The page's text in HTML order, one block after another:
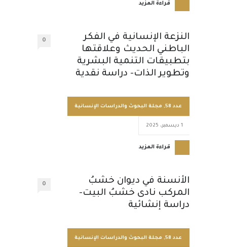
قراءة المزيد
النزعة الإنسانية في الفكر
الباطني الحديث وعلاقتها
بتطبيقات التنمية البشرية
وتطوير الذات- دراسة نقدية
0
عدد 58 , مجلة البحوث والدراسات الإنسانية
1 ديسمبر، 2025
قراءة المزيد
الأنسنة في ديوان خشبُ
المركب نادى خشبُ البيت-
دراسة إنشائية
0
عدد 58 , مجلة البحوث والدراسات الإنسانية